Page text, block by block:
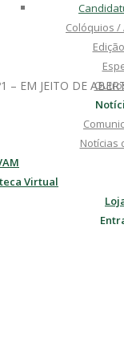
Colóquios
Notícias
Virtual
– EM JEITO DE